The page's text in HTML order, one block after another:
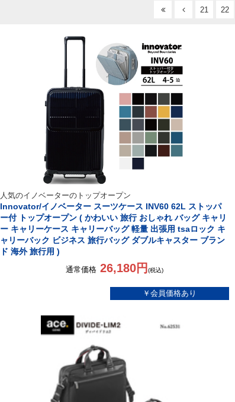
21 22
人気のイノベーターのトップオープン
Innovator/イノベーター スーツケース INV60 62L ストッパ
ー付 トップオープン ( かわいい 旅行 おしゃれ バッグ キャリ
ー キャリーケース キャリーバッグ 軽量 出張用 tsaロック キ
ャリーバック ビジネス 旅行バッグ ダブルキャスター ブラン
ド 海外 旅行用 )
通常価格 26,180円(税込)